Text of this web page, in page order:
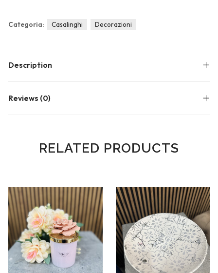
Description
Reviews (0)
Categoria: Casalinghi Decorazioni
RELATED PRODUCTS